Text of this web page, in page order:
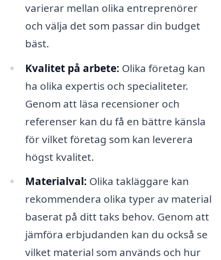
varierar mellan olika entreprenörer
och välja det som passar din budget
bäst.
Kvalitet på arbete: Olika företag kan
ha olika expertis och specialiteter.
Genom att läsa recensioner och
referenser kan du få en bättre känsla
för vilket företag som kan leverera
högst kvalitet.
Materialval: Olika takläggare kan
rekommendera olika typer av material
baserat på ditt taks behov. Genom att
jämföra erbjudanden kan du också se
vilket material som används och hur